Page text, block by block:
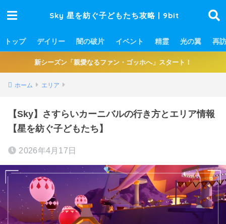
Sky 星を紡ぐ子どもたち攻略 | 9bit
トップ デイリー 闇の破片 イベント 精霊 光の翼 再訪
新シーズン「親愛なるファン・ゴッホへ」スタート！
ホーム エリア
【Sky】さすらいカーニバルの行き方とエリア情報
【星を紡ぐ子どもたち】
2026年4月17日